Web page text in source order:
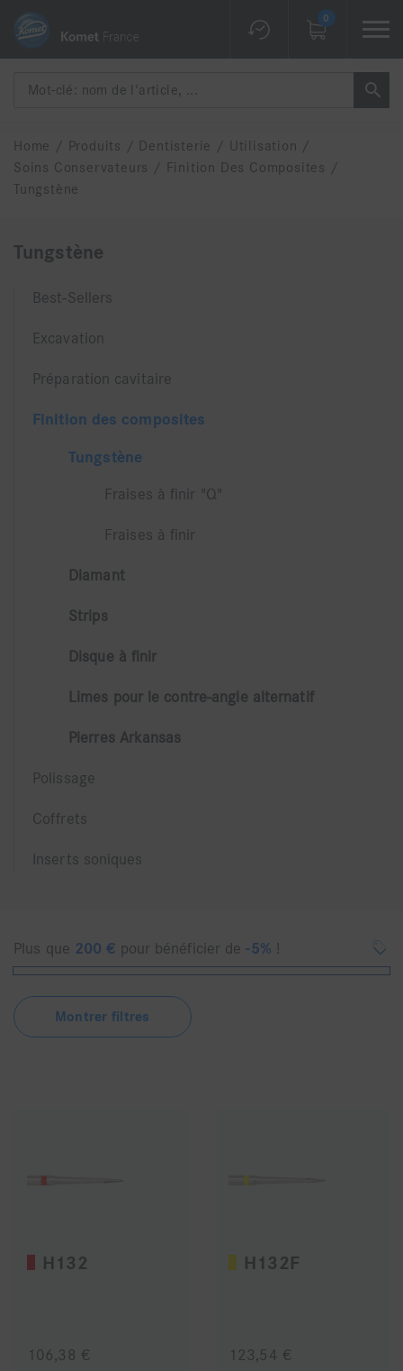
0
Home / Produits / Dentisterie / Utilisation /
Soins Conservateurs
/ Finition Des Composites
/
Tungstène
Tungstène
Best-Sellers
Excavation
Préparation cavitaire
Finition des composites
Tungstène
Fraises à finir "Q"
Fraises à finir
Diamant
Strips
Disque à finir
Limes pour le contre-angle alternatif
Pierres Arkansas
Polissage
Coffrets
Inserts soniques
Plus que 200 € pour bénéficier de-5% !
Montrer filtres
H132
106,38 €
H132F
123,54 €